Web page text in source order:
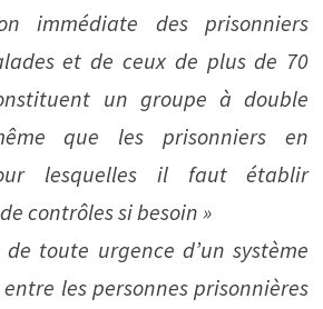
immédiate des prisonniers
et de ceux de plus de 70
un groupe à double
que les prisonniers en
lesquelles il faut établir
contrôles si besoin »
de toute urgence d’un système
les personnes prisonnières